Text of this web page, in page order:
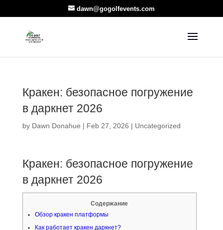
dawn@gogolfevents.com
Кракен: безопасное погружение
в даркнет 2026
by Dawn Donahue | Feb 27, 2026 | Uncategorized
Кракен: безопасное погружение
в даркнет 2026
Содержание
Обзор кракен платформы
Как работает кракен даркнет?